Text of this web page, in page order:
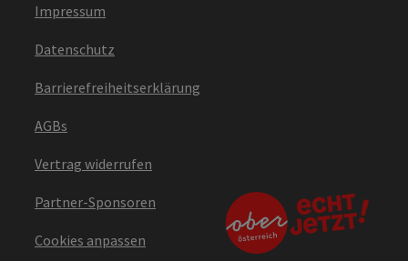
Impressum
Datenschutz
Barrierefreiheitserklärung
AGBs
Vertrag widerrufen
Partner-Sponsoren
Cookies anpassen